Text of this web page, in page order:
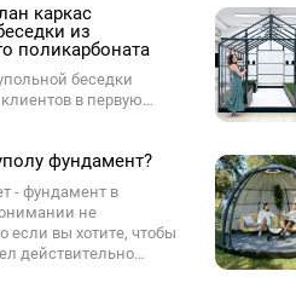
него зависит,
будет
куполом в
- будь то на
у бассейна или в
каркас
из
поликарбоната
беседки
в первую
как купол будет
3, 5, и 7 лет,
будут работать двери
ли ржавчина в самых
фундамент?
- фундамент в
не
если вы хотите, чтобы
действительно